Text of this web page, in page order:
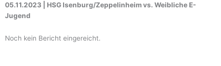
05.11.2023 | HSG Isenburg/Zeppelinheim vs. Weibliche E-
Jugend
Noch kein Bericht eingereicht.